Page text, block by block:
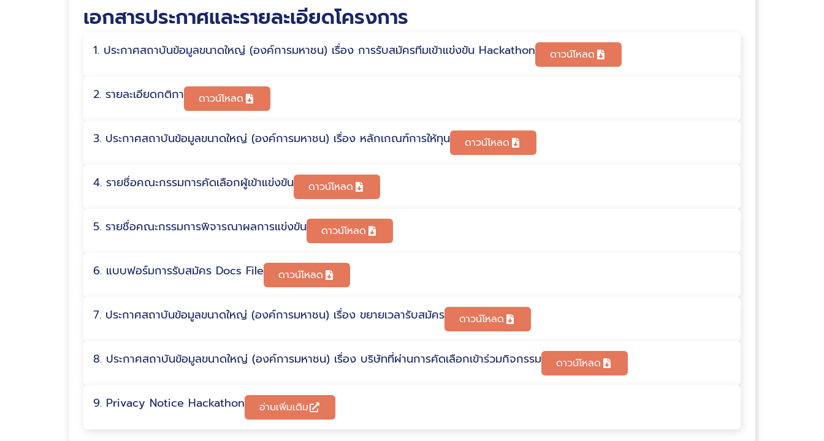
เอกสารประกาศและรายละเอียดโครงการ
1. ประกาศสถาบันข้อมูลขนาดใหญ่ (องค์การมหาชน) เรื่อง การรับสมัครทีมเข้าแข่งขัน Hackathon ดาวน์โหลด
2. รายละเอียดกติกา ดาวน์โหลด
3. ประกาศสถาบันข้อมูลขนาดใหญ่ (องค์การมหาชน) เรื่อง หลักเกณฑ์การให้ทุน ดาวน์โหลด
4. รายชื่อคณะกรรมการคัดเลือกผู้เข้าแข่งขัน ดาวน์โหลด
5. รายชื่อคณะกรรมการพิจารณาผลการแข่งขัน ดาวน์โหลด
6. แบบฟอร์มการรับสมัคร Docs File ดาวน์โหลด
7. ประกาศสถาบันข้อมูลขนาดใหญ่ (องค์การมหาชน) เรื่อง ขยายเวลารับสมัคร ดาวน์โหลด
8. ประกาศสถาบันข้อมูลขนาดใหญ่ (องค์การมหาชน) เรื่อง บริษัทที่ผ่านการคัดเลือกเข้าร่วมกิจกรรม ดาวน์โหลด
9. Privacy Notice Hackathon อ่านเพิ่มเติม